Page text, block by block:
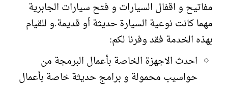
مفاتيح و اقفال السيارات و فتح سيارات الجابرية
مهما كانت نوعية السيارة حديثة أو قديمة.و للقيام
بهذه الخدمة فقد وفرنا لكم:
احدث الاجهزة الخاصة بأعمال البرمجة من
حواسيب محمولة و برامج حديثة خاصة بأعمال